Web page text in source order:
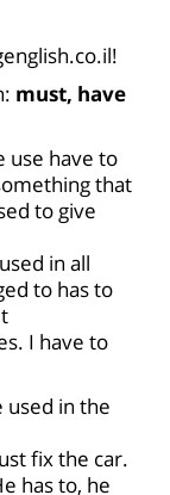
must, have
use have to
that
to give
in all
to has to
I have to
used in the
fix the car.
has to, he